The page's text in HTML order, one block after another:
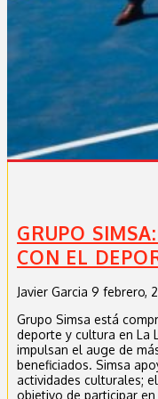
GRUPO
CON EL
Javier Garcia 9 febrero,
Grupo Simsa está
deporte y cultura en La
impulsan el auge de
beneficiados. Simsa
actividades culturales;
objetivo de participar